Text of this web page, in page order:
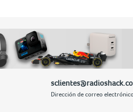
Dirección de correo